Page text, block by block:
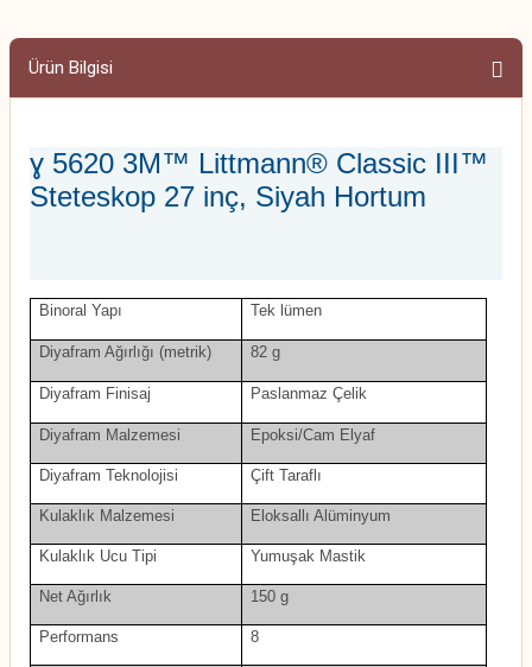
Ürün Bilgisi
ɣ 5620 3M™ Littmann® Classic III™
Steteskop 27 inç, Siyah Hortum
Binoral Yapı Tek lümen
Diyafram Ağırlığı (metrik) 82 g
Diyafram Finisaj Paslanmaz Çelik
Diyafram Malzemesi Epoksi/Cam Elyaf
Diyafram Teknolojisi Çift Taraflı
Kulaklık Malzemesi Eloksallı Alüminyum
Kulaklık Ucu Tipi Yumuşak Mastik
Net Ağırlık 150 g
Performans 8